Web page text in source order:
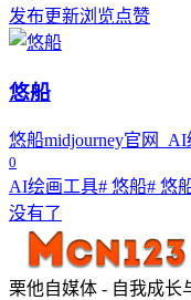
发布更新浏览点赞
悠船
悠船midjourney官网
0
AI绘画工具# 悠船# 悠
没有了
栗他自媒体 - 自我成长